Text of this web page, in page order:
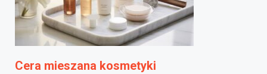
Cera mieszana kosmetyki